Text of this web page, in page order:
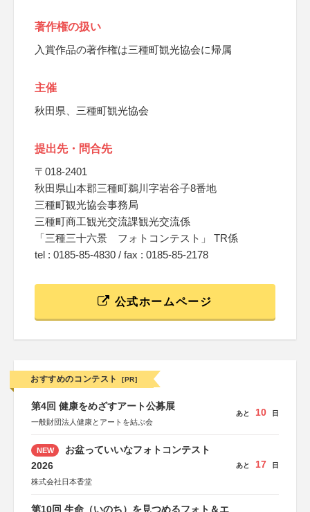
著作権の扱い
入賞作品の著作権は三種町観光協会に帰属
主催
秋田県、三種町観光協会
提出先・問合先
〒018-2401
秋田県山本郡三種町鵜川字岩谷子8番地
三種町観光協会事務局
三種町商工観光交流課観光交流係
「三種三十六景 フォトコンテスト」 TR係
tel : 0185-85-4830 / fax : 0185-85-2178
公式ホームページ
おすすめのコンテスト [PR]
第4回 健康をめざすアート公募展
一般財団法人健康とアートを結ぶ会
あと 10 日
NEW
お盆っていいなフォトコンテスト
2026
株式会社日本香堂
あと 17 日
第10回 生命（いのち）を見つめるフォト＆エ